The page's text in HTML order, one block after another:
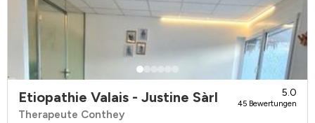
Etiopathie Valais - Justine Sàrl 5.0
45 Bewertungen
Therapeute Conthey